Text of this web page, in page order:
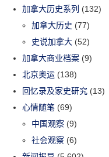
加拿大历史系列 (132)
加拿大历史 (77)
史说加拿大 (52)
加拿大商业档案 (9)
北京奥运 (138)
回忆录及家史研究 (13)
心情随笔 (69)
中国观察 (9)
社会观察 (6)